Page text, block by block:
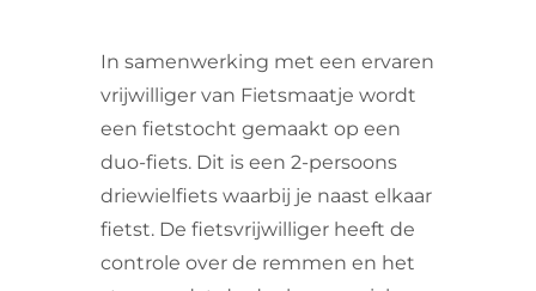
In samenwerking met een ervaren
vrijwilliger van Fietsmaatje wordt
een fietstocht gemaakt op een
duo-fiets. Dit is een 2-persoons
driewielfiets waarbij je naast elkaar
fietst. De fietsvrijwilliger heeft de
controle over de remmen en het